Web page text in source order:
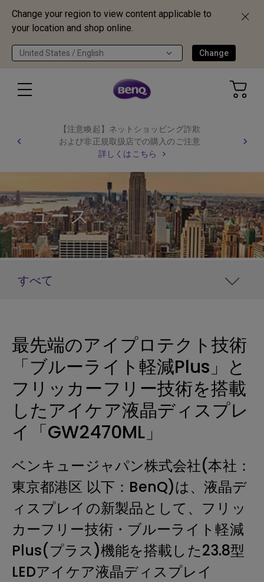
Change your region to view content applicable to
your location and shop online.
United States / English Change
【注意喚起】ネットショッピング詐欺
および非正規取扱店での購入のご注意
詳しくはこちら
ニュース
すべて
最先端のアイプロテクト技術
「ブルーライト軽減Plus」と
フリッカーフリー技術を搭載
したアイケア液晶ディスプレ
イ「GW2470ML」
ベンキュージャパン株式会社(本社：
東京都港区 以下：BenQ)は、液晶デ
ィスプレイの新製品として、フリッ
カーフリー技術・ブルーライト軽減
Plus(プラス)機能を搭載した23.8型
LEDアイケア液晶ディスプレイ